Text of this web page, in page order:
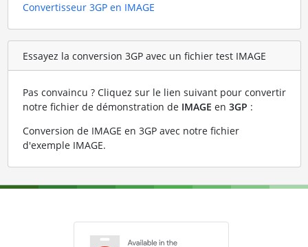
Convertisseur 3GP en IMAGE
Essayez la conversion 3GP avec un fichier test IMAGE
Pas convaincu ? Cliquez sur le lien suivant pour convertir
notre fichier de démonstration de IMAGE en 3GP :
Conversion de IMAGE en 3GP avec notre fichier
d'exemple IMAGE.